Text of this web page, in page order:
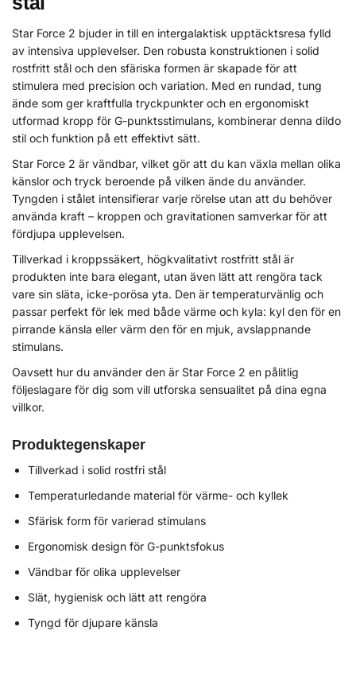
Star Force 2 bjuder in till en intergalaktisk upptäcktsresa fylld
av intensiva upplevelser. Den robusta konstruktionen i solid
rostfritt stål och den sfäriska formen är skapade för att
stimulera med precision och variation. Med en rundad, tung
ände som ger kraftfulla tryckpunkter och en ergonomiskt
utformad kropp för G-punktsstimulans, kombinerar denna dildo
stil och funktion på ett effektivt sätt.
Star Force 2 är vändbar, vilket gör att du kan växla mellan olika
känslor och tryck beroende på vilken ände du använder.
Tyngden i stålet intensifierar varje rörelse utan att du behöver
använda kraft – kroppen och gravitationen samverkar för att
fördjupa upplevelsen.
Tillverkad i kroppssäkert, högkvalitativt rostfritt stål är
produkten inte bara elegant, utan även lätt att rengöra tack
vare sin släta, icke-porösa yta. Den är temperaturvänlig och
passar perfekt för lek med både värme och kyla: kyl den för en
pirrande känsla eller värm den för en mjuk, avslappnande
stimulans.
Oavsett hur du använder den är Star Force 2 en pålitlig
följeslagare för dig som vill utforska sensualitet på dina egna
villkor.
Produktegenskaper
Tillverkad i solid rostfri stål
Temperaturledande material för värme- och kyllek
Sfärisk form för varierad stimulans
Ergonomisk design för G-punktsfokus
Vändbar för olika upplevelser
Slät, hygienisk och lätt att rengöra
Tyngd för djupare känsla